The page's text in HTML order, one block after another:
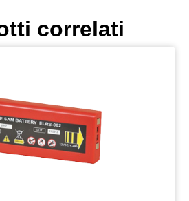
correlati